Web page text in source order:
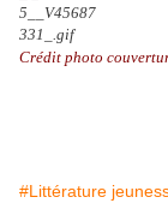
Crédit photo
#Littérature